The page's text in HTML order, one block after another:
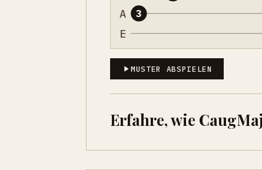
A
E
3
MUSTER ABSPIELEN
Erfahre, wie